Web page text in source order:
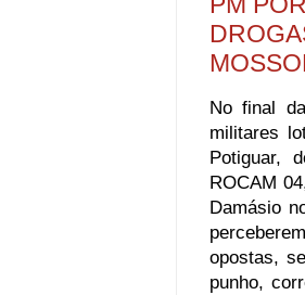
No final
militares
Potiguar,
ROCAM
Damásio
opostas,
punho,